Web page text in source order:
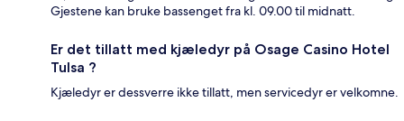
Gjestene kan bruke bassenget fra kl. 09.00 til midnatt.
Er det tillatt med kjæledyr på Osage Casino Hotel
Tulsa ?
Kjæledyr er dessverre ikke tillatt, men servicedyr er velkomne.